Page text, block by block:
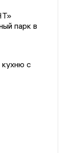
парк в
кухню с